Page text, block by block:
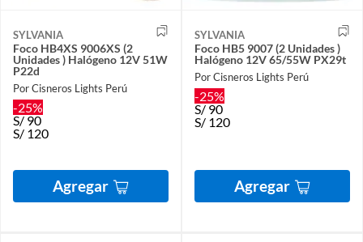
SYLVANIA
Foco HB4XS 9006XS (2
Unidades ) Halógeno 12V 51W
P22d
Por Cisneros Lights Perú
-25%
S/ 90
S/ 120
Agregar
SYLVANIA
Foco HB5 9007 (2 Unidades )
Halógeno 12V 65/55W PX29t
Por Cisneros Lights Perú
-25%
S/ 90
S/ 120
Agregar